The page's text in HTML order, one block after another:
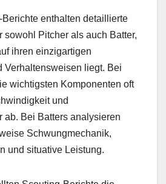
Berichte enthalten detaillierte
sowohl Pitcher als auch Batter,
ihren einzigartigen
Verhaltensweisen liegt. Bei
wichtigsten Komponenten oft
und
ab. Bei Batters analysieren
Schwungmechanik,
und situative Leistung.